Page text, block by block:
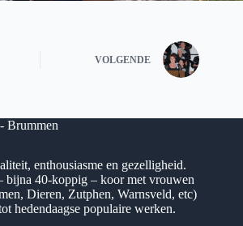
VOLGENDE
Brummen
enthousiasme en gezelligheid.
bijna 40-koppig – koor met vrouwen
Dieren, Zutphen, Warnsveld, etc)
hedendaagse populaire werken.